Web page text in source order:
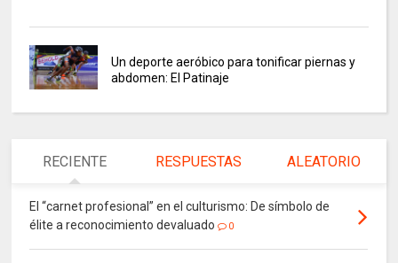
Un deporte aeróbico para tonificar piernas y
abdomen: El Patinaje
RECIENTE RESPUESTAS ALEATORIO
El “carnet profesional” en el culturismo: De símbolo de
élite a reconocimiento devaluado
0